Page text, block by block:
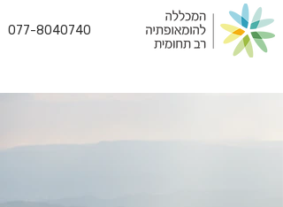
077-8040740